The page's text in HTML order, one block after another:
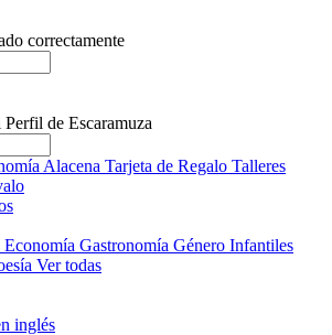
correctamente
Alacena Tarjeta de Regalo Talleres
Economía Gastronomía Género Infantiles
Ver todas
inglés